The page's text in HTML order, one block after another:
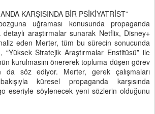
KARŞISINDA BİR PSİKİYATRİST”
uğraması konusunda propaganda
detaylı araştırmalar sunarak Netflix, Disney+
eden Merter, tüm bu sürecin sonucunda
Stratejik Araştırmalar Enstitüsü” ile
kurulmasını önererek topluma düşen görev
da söz ediyor. Merter, gerek çalışmaları
küresel propaganda karşısında
eseriyle söylenecek yeni sözlerin olduğunu